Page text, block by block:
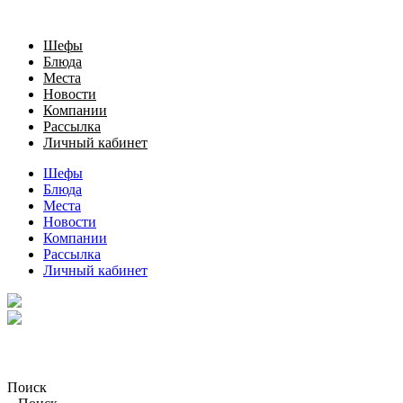
Шефы
Блюда
Места
Новости
Компании
Рассылка
Личный кабинет
Шефы
Блюда
Места
Новости
Компании
Рассылка
Личный кабинет
Поиск